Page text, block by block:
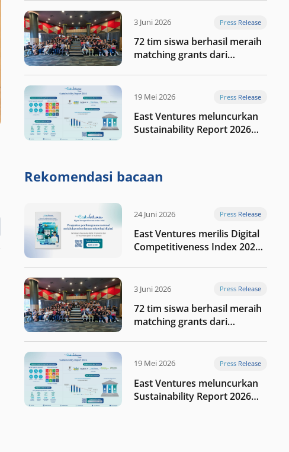
3 Juni 2026 Press Release
72 tim siswa berhasil meraih
matching grants dari
19 Mei 2026 Press Release
East Ventures meluncurkan
Sustainability Report 2026
Rekomendasi bacaan
24 Juni 2026 Press Release
East Ventures merilis Digital
Competitiveness Index 2026,
3 Juni 2026 Press Release
72 tim siswa berhasil meraih
matching grants dari
19 Mei 2026 Press Release
East Ventures meluncurkan
Sustainability Report 2026